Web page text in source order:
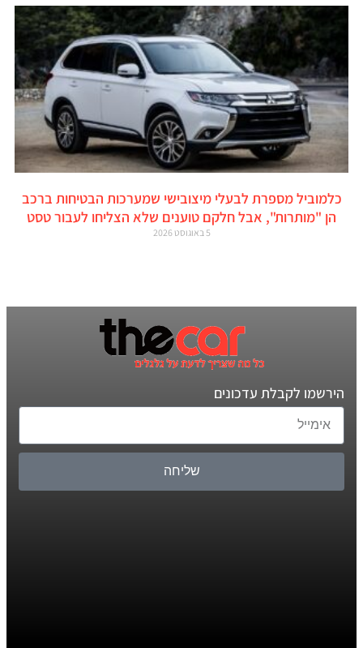
כלמוביל מספרת לבעלי מיצובישי שמערכות הבטיחות ברכב
הן "מותרות", אבל חלקם טוענים שלא הצליחו לעבור טסט
5 באוגוסט 2026
הירשמו לקבלת עדכונים
שליחה